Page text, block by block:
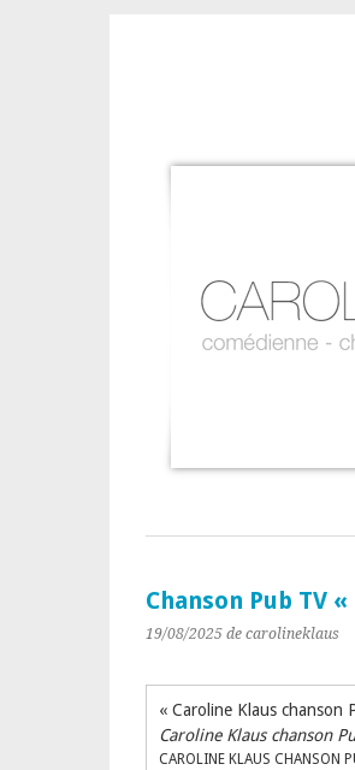
Chanson Pub TV
19/08/2025 de carolineklaus
« Caroline Klaus chanson
Caroline Klaus chanson
CAROLINE KLAUS CHANSON